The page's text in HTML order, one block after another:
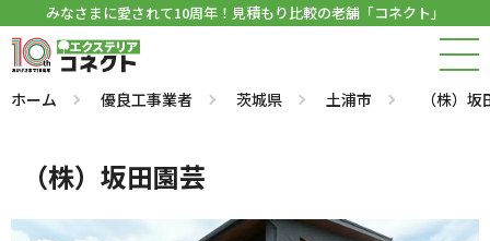
みなさまに愛されて10周年！見積もり比較の老舗「コネクト」
ホーム 優良工事業者 茨城県 土浦市 （株）
（株）坂田園芸